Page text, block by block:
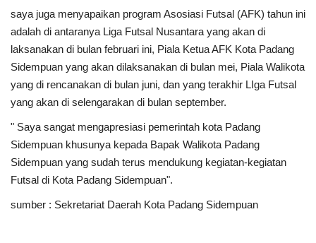
saya juga menyapaikan program Asosiasi Futsal (AFK) tahun ini
adalah di antaranya Liga Futsal Nusantara yang akan di
laksanakan di bulan februari ini, Piala Ketua AFK Kota Padang
Sidempuan yang akan dilaksanakan di bulan mei, Piala Walikota
yang di rencanakan di bulan juni, dan yang terakhir LIga Futsal
yang akan di selengarakan di bulan september.
" Saya sangat mengapresiasi pemerintah kota Padang
Sidempuan khusunya kepada Bapak Walikota Padang
Sidempuan yang sudah terus mendukung kegiatan-kegiatan
Futsal di Kota Padang Sidempuan".
sumber : Sekretariat Daerah Kota Padang Sidempuan